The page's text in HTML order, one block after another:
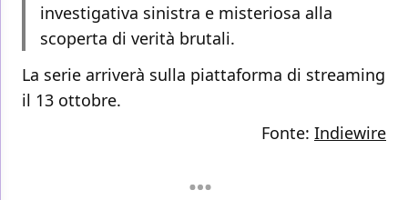
investigativa sinistra e misteriosa alla
scoperta di verità brutali.
La serie arriverà sulla piattaforma di streaming
il 13 ottobre.
Fonte: Indiewire